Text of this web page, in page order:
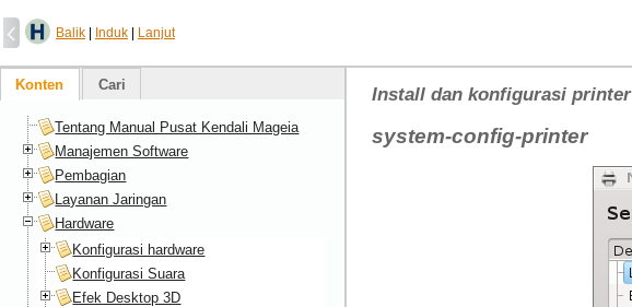
Balik Induk Lanjut
Install dan konfigurasi printer
system-config-printer
Konten Cari
Tentang Manual Pusat Kendali Mageia
Manajemen Software
Pembagian
Layanan Jaringan
Hardware
Konfigurasi hardware
Konfigurasi Suara
Efek Desktop 3D